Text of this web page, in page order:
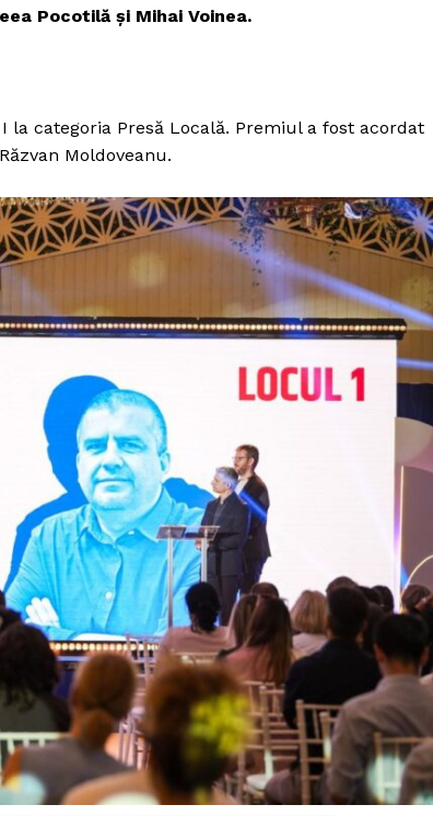
PRESShub
Despre noi / Echipa
Proiecte editoriale
Rețea
Contact
Pocotilă și Mihai Voinea.
categoria Presă Locală. Premiul a fost acordat
Moldoveanu.